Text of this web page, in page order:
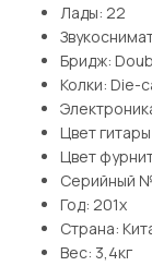
Лады: 22
Бридж:
Колки: Die-
Цвет
Цвет
Серийный
Год: 201x
Страна:
Вес: 3,4кг